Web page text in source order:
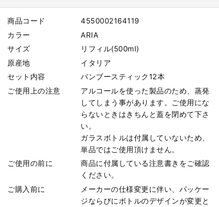
商品コード
4550002164119
カラー
ARIA
サイズ
リフィル(500ml)
原産地
イタリア
セット内容
バンブースティック12本
ご使用上の注意
アルコールを使った製品のため、蒸発
してしまう事があります。ご使用にな
らないときはきちんと蓋を閉めて下さ
い。
ガラスボトルは付属していないため、
単品ではご使用頂けません。
ご使用の前に
商品に付属している注意書きをご確認
ください。
ご購入前に
メーカーの仕様変更に伴い、パッケー
ジならびにボトルのデザインが変更と